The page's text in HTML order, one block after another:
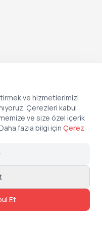
ve hizmetlerimizi
Çerezleri kabul
ve size özel içerik
fazla bilgi için Çerez
Et